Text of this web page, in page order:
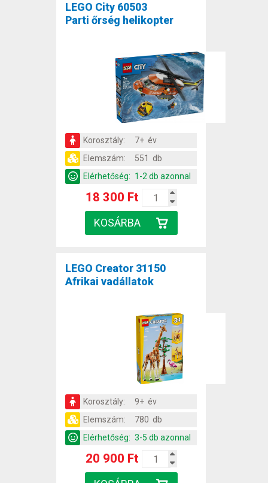
LEGO City 60503
Parti őrség helikopter
Korosztály:
7+ év
Elemszám:
551 db
Elérhetőség: 1-2 db azonnal
18 300 Ft
LEGO Creator 31150
Afrikai vadállatok
Korosztály:
9+ év
Elemszám:
780 db
Elérhetőség: 3-5 db azonnal
20 900 Ft